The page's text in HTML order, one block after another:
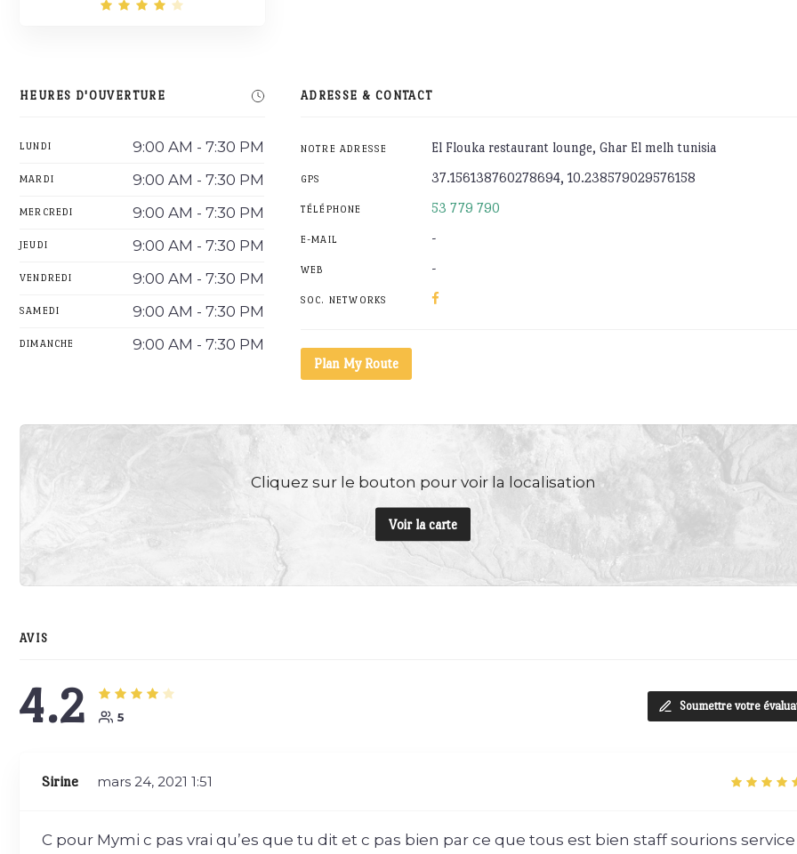
HEURES D'OUVERTURE
LUNDI 9:00 AM - 7:30 PM
MARDI 9:00 AM - 7:30 PM
MERCREDI 9:00 AM - 7:30 PM
JEUDI 9:00 AM - 7:30 PM
VENDREDI 9:00 AM - 7:30 PM
SAMEDI 9:00 AM - 7:30 PM
DIMANCHE 9:00 AM - 7:30 PM
ADRESSE & CONTACT
NOTRE ADRESSE El Flouka restaurant lounge, Ghar El melh tunisia
GPS 37.156138760278694, 10.238579029576158
TÉLÉPHONE 53 779 790
E-MAIL -
WEB -
SOC. NETWORKS
Plan My Route
Cliquez sur le bouton pour voir la localisation
Voir la carte
AVIS
4.2 5
Soumettre votre
Sirine mars 24, 2021 1:51
C pour Mymi c pas vrai qu’es que tu dit et c pas bien par ce que tous est bien staff sourions service